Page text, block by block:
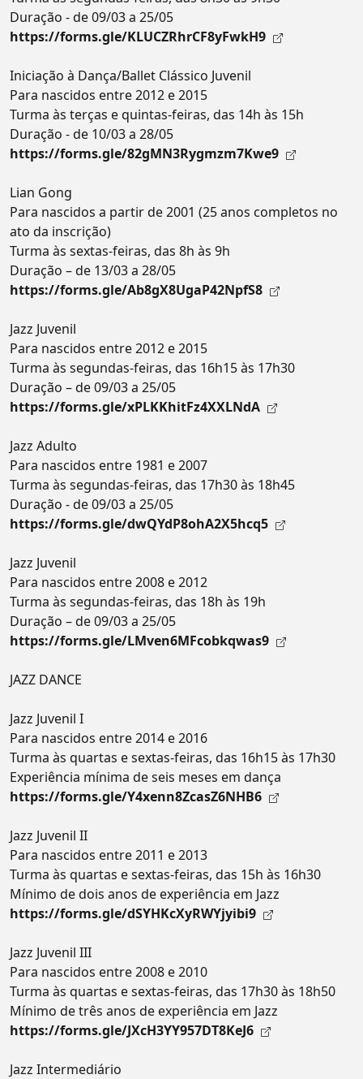
Duração - de 09/03 a 25/05
https://forms.gle/KLUCZRhrCF8yFwkH9
Iniciação à Dança/Ballet Clássico Juvenil
Para nascidos entre 2012 e 2015
Turma às terças e quintas-feiras, das 14h às 15h
Duração - de 10/03 a 28/05
https://forms.gle/82gMN3Rygmzm7Kwe9
Lian Gong
Para nascidos a partir de 2001 (25 anos completos no
ato da inscrição)
Turma às sextas-feiras, das 8h às 9h
Duração – de 13/03 a 28/05
https://forms.gle/Ab8gX8UgaP42NpfS8
Jazz Juvenil
Para nascidos entre 2012 e 2015
Turma às segundas-feiras, das 16h15 às 17h30
Duração – de 09/03 a 25/05
https://forms.gle/xPLKKhitFz4XXLNdA
Jazz Adulto
Para nascidos entre 1981 e 2007
Turma às segundas-feiras, das 17h30 às 18h45
Duração - de 09/03 a 25/05
https://forms.gle/dwQYdP8ohA2X5hcq5
Jazz Juvenil
Para nascidos entre 2008 e 2012
Turma às segundas-feiras, das 18h às 19h
Duração – de 09/03 a 25/05
https://forms.gle/LMven6MFcobkqwas9
JAZZ DANCE
Jazz Juvenil I
Para nascidos entre 2014 e 2016
Turma às quartas e sextas-feiras, das 16h15 às 17h30
Experiência mínima de seis meses em dança
https://forms.gle/Y4xenn8ZcasZ6NHB6
Jazz Juvenil II
Para nascidos entre 2011 e 2013
Turma às quartas e sextas-feiras, das 15h às 16h30
Mínimo de dois anos de experiência em Jazz
https://forms.gle/dSYHKcXyRWYjyibi9
Jazz Juvenil III
Para nascidos entre 2008 e 2010
Turma às quartas e sextas-feiras, das 17h30 às 18h50
Mínimo de três anos de experiência em Jazz
https://forms.gle/JXcH3YY957DT8KeJ6
Jazz Intermediário